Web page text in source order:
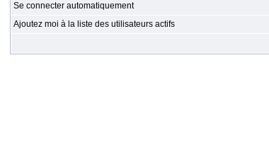
Se connecter automatiquement
Ajoutez moi à la liste des utilisateurs actifs